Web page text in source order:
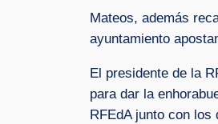
Mateos, además
ayuntamiento
El presidente de la
para dar la
RFEdA junto con